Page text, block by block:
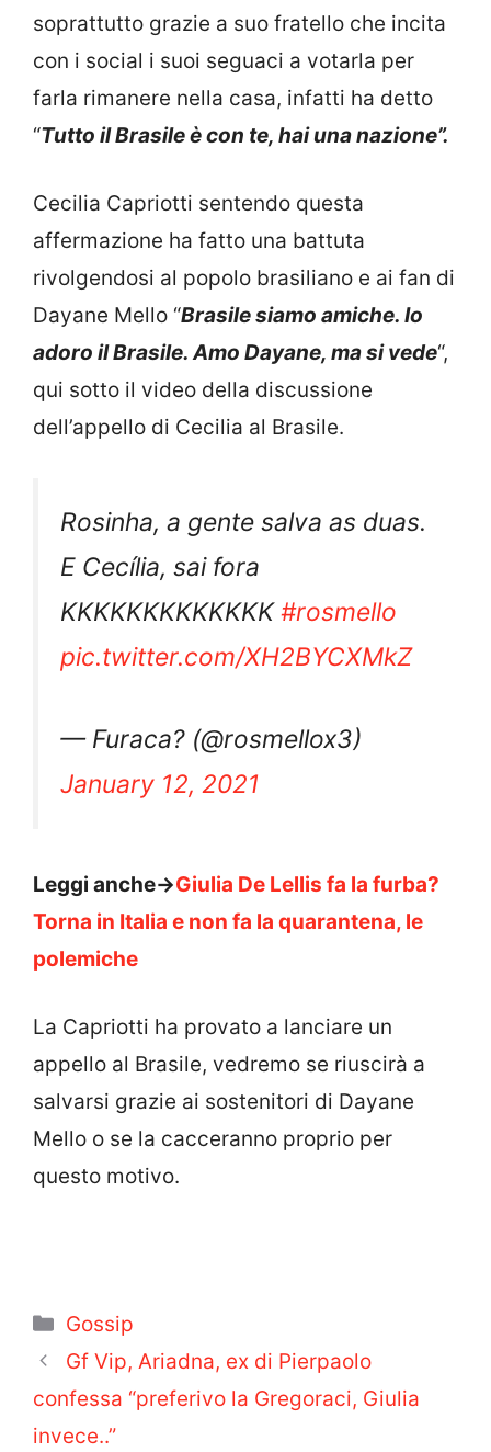
soprattutto grazie a suo fratello che incita
con i social i suoi seguaci a votarla per
farla rimanere nella casa, infatti ha detto
“Tutto il Brasile è con te, hai una nazione”.
Cecilia Capriotti sentendo questa
affermazione ha fatto una battuta
rivolgendosi al popolo brasiliano e ai fan di
Dayane Mello “Brasile siamo amiche. Io
adoro il Brasile. Amo Dayane, ma si vede“,
qui sotto il video della discussione
dell’appello di Cecilia al Brasile.
Rosinha, a gente salva as duas.
E Cecília, sai fora
KKKKKKKKKKKKK#rosmello
pic.twitter.com/XH2BYCXMkZ
— Furaca? (@rosmellox3)
January 12, 2021
Leggi anche->Giulia De Lellis fa la furba?
Torna in Italia e non fa la quarantena, le
polemiche
La Capriotti ha provato a lanciare un
appello al Brasile, vedremo se riuscirà a
salvarsi grazie ai sostenitori di Dayane
Mello o se la cacceranno proprio per
questo motivo.
Categorie
Gossip
Gf Vip, Ariadna, ex di Pierpaolo
confessa “preferivo la Gregoraci, Giulia
invece..”